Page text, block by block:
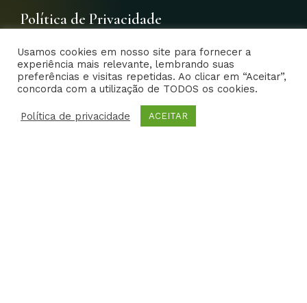
b
o
o
k
-
f
a
g
r
a
m
t
e
r
u
b
e
d
i
n
-
i
n
e
-
p
l
u
Política de Privacidade
EFS – Estudo em Foco Saúde 2014- Todos os direitos
reservados | Criative Web
Usamos cookies em nosso site para fornecer a
experiência mais relevante, lembrando suas
preferências e visitas repetidas. Ao clicar em “Aceitar”,
concorda com a utilização de TODOS os cookies.
Política de privacidade ACEITAR